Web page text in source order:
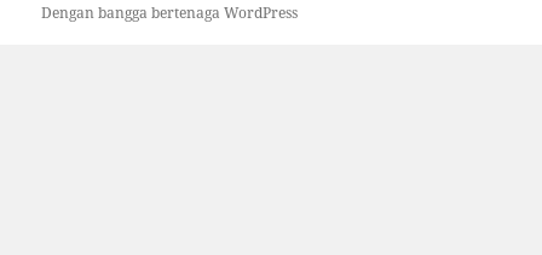
Dengan bangga bertenaga WordPress